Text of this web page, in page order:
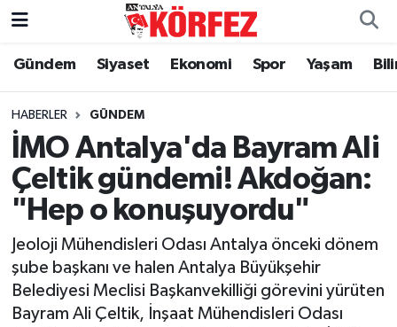
Gündem Siyaset Ekonomi Spor Yaşam
HABERLER GÜNDEM
İMO Antalya'da Bayram Ali
Çeltik gündemi! Akdoğan:
"Hep o konuşuyordu"
Jeoloji Mühendisleri Odası Antalya önceki dönem
şube başkanı ve halen Antalya Büyükşehir
Belediyesi Meclisi Başkanvekilliği görevini yürüten
Bayram Ali Çeltik, İnşaat Mühendisleri Odası
Gündem
Siyaset
Yerel Yönetim
Ekonomi
Spor
Yaşam
Nöbetçi Eczaneler
Hava Durumu
Trafik Durumu
Süper Lig Puan Durumu ve Fikstür
Tüm Manşetler
Son Dakika Haberleri